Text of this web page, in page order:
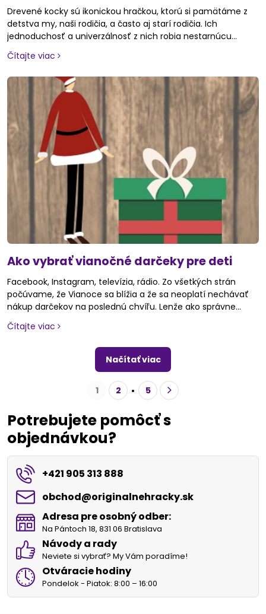
Drevené kocky sú ikonickou hračkou, ktorú si pamätáme z
detstva my, naši rodičia, a často aj starí rodičia. Ich
jednoduchosť a univerzálnosť z nich robia nestarnúcu
hračku, ktorú milujú deti na celom svete.
Čítajte viac
Ako vybrať vianočné darčeky pre deti
Facebook, Instagram, televízia, rádio. Zo všetkých strán
počúvame, že Vianoce sa blížia a že sa neoplatí nechávať
nákup darčekov na poslednú chvíľu. Lenže ako správne
vybrať darček v roku 2025? Mali by sme deťom kúpiť všetky
hračky, ktoré si želajú, alebo zvoliť rozumný prístup a
sústrediť sa na to, čo je skutočne hodnotné? Výber
vhodného darčeka môže byť výzvou, ale máme pre vás
postup, ktorý zjednoduší rozhodovanie a pomôže udržať
Vianoce radostné aj bez zbytočného chaosu.
Čítajte viac
Načítať viac
1 2 5
Potrebujete pomôcť s
objednávkou?
+421 905 313 888
obchod​@originalnehracky​.sk
Adresa pre osobný odber:
Na Pántoch 18, 831 06 Bratislava
Návody a rady
Neviete si vybrať? My Vám poradíme!
Otváracie hodiny
Pondelok - Piatok: 8:00 – 16:00